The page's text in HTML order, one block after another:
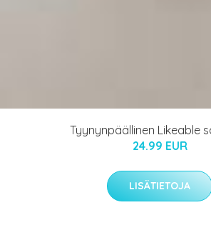
Tyynynpäällinen Likeable
24.99 EUR
LISÄTIETOJA